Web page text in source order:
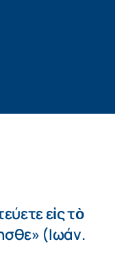
εἰς τὸ
(Ιωάν.